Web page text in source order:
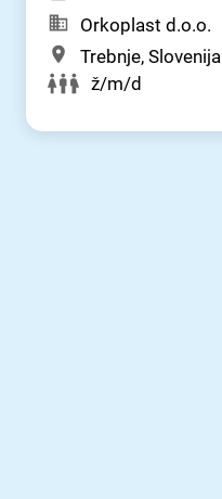
Orkoplast d.o.o.
Trebnje, Slovenija
ž/m/d